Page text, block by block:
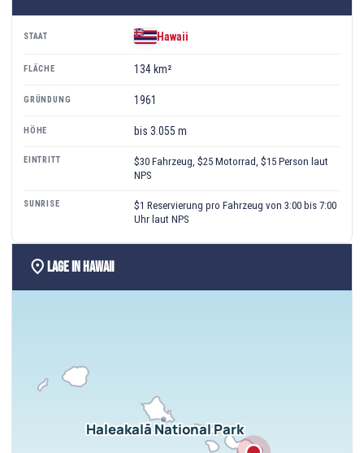
STAAT Hawaii
FLÄCHE 134 km²
GRÜNDUNG 1961
HÖHE bis 3.055 m
EINTRITT
$30 Fahrzeug, $25 Motorrad, $15 Person laut
NPS
SUNRISE
$1 Reservierung pro Fahrzeug von 3:00 bis 7:00
Uhr laut NPS
location_on Lage in Hawaii
Haleakalā National Park